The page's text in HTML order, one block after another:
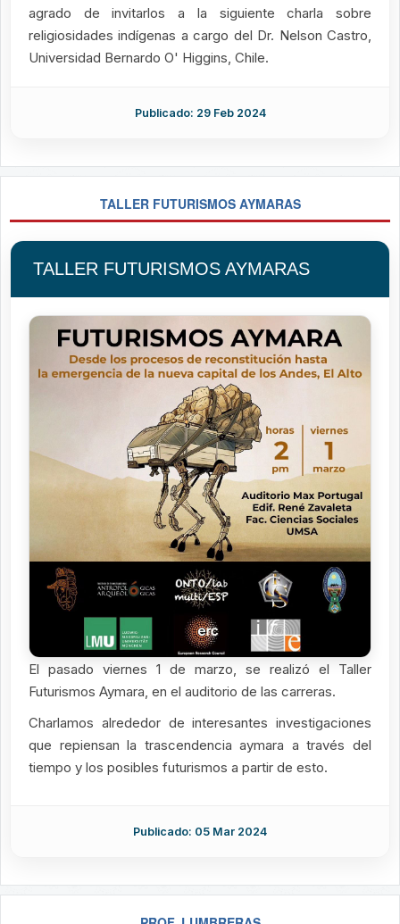
agrado de invitarlos a la siguiente charla sobre
religiosidades indígenas a cargo del Dr. Nelson Castro,
Universidad Bernardo O' Higgins, Chile.
Publicado: 29 Feb 2024
TALLER FUTURISMOS AYMARAS
TALLER FUTURISMOS AYMARAS
El pasado viernes 1 de marzo, se realizó el Taller
Futurismos Aymara, en el auditorio de las carreras.
Charlamos alrededor de interesantes investigaciones
que repiensan la trascendencia aymara a través del
tiempo y los posibles futurismos a partir de esto.
Publicado: 05 Mar 2024